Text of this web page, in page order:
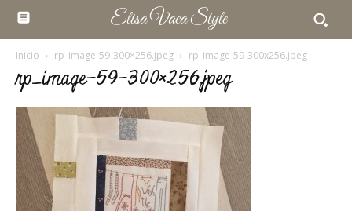
Elisa Vaca Style
Inicio rp_image-59-300×256.jpeg rp_image-59-300x256.jpeg
rp_image-59-300×256.jpeg